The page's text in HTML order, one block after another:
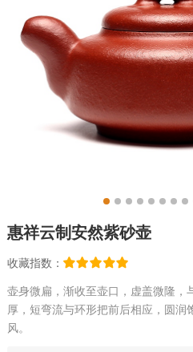
惠祥云制安然紫砂壶
收藏指数：
壶身微扁，渐收至壶口，虚盖微隆，
厚，短弯流与环形把前后相应，圆润
风。